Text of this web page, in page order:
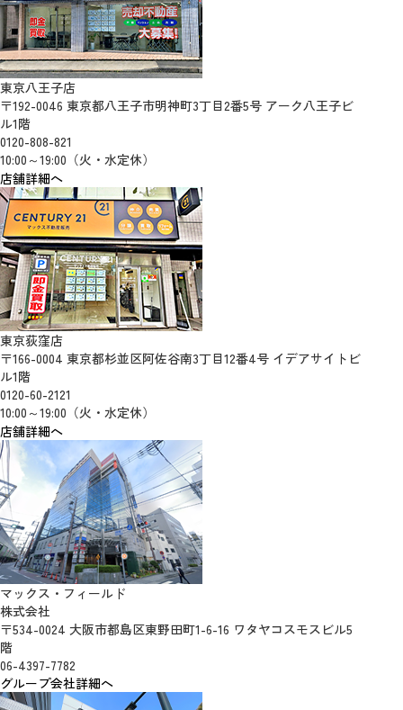
東京八王子店
〒192-0046 東京都八王子市明神町3丁目2番5号 アーク八王子ビ
ル1階
0120-808-821
10:00～19:00（火・水定休）
店舗詳細へ
東京荻窪店
〒166-0004 東京都杉並区阿佐谷南3丁目12番4号 イデアサイトビ
ル1階
0120-60-2121
10:00～19:00（火・水定休）
店舗詳細へ
マックス・フィールド
株式会社
〒534-0024 大阪市都島区東野田町1-6-16 ワタヤコスモスビル5
階
06-4397-7782
グループ会社詳細へ